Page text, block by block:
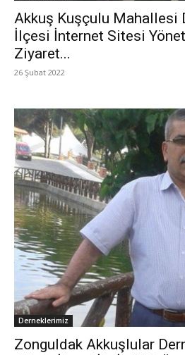
Akkuş Kuşçulu Mahallesi
İlçesi İnternet Sitesi
Ziyaret...
26 Şubat 2022
Derneklerimiz
Zonguldak Akkuşlular